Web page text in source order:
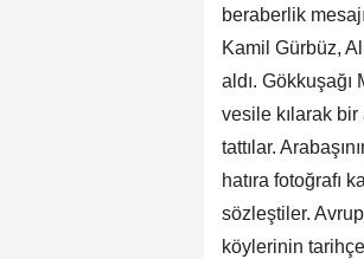
beraberlik
Kamil Gürbüz,
aldı. Gökkuşağı
vesile kılarak bir
tattılar.
hatıra fotoğrafı
sözleştiler.
köylerinin